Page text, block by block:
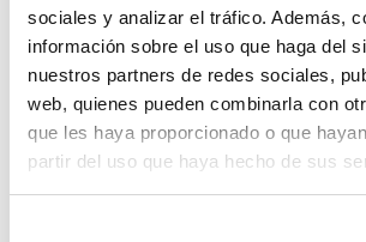
sociales y analizar el tráfico. Además,
información sobre el uso que haga del
nuestros partners de redes sociales,
web, quienes pueden combinarla con
que les haya proporcionado o que
partir del uso que haya hecho de sus
utilizadas)
La luz del sol a lo largo del día
numerosos rangos de
ejemplo, a medio día en un día
temperatura de color medible
y un día nublado puede estar